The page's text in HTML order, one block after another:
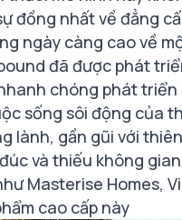
đồng nhất về đẳng
ngày càng cao về
đã được phát
chóng phát
sống sôi động của
lành, gần gũi với
và thiếu không
Masterise Homes,
cao cấp này